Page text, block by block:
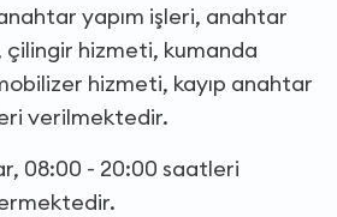
yapım işleri, anahtar
hizmeti, kumanda
hizmeti, kayıp anahtar
verilmektedir.
08:00 - 20:00 saatleri